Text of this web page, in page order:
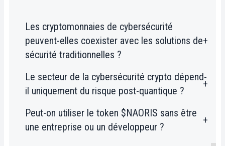
Les cryptomonnaies de cybersécurité
peuvent-elles coexister avec les solutions de
sécurité traditionnelles ?
Oui. Elles renforcent les protections
existantes en ajoutant une validation
remplacent pas les outils actuels, elles
les complètent en supprimant les
Le secteur de la cybersécurité crypto dépend-
il uniquement du risque post-quantique ?
Non. Il répond aussi aux attaques
actuelles : piratages, malwares,
Peut-on utiliser le token $NAORIS sans être
une entreprise ou un développeur ?